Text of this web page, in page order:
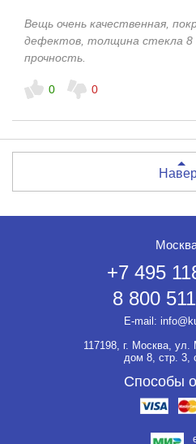
Вещь очень качественная,
дефектов, толщина стекла
прочность.
0 0
+7 495
8 800
E-mail:
117198, г. Москва,
дом 8, стр. 3,
Способы